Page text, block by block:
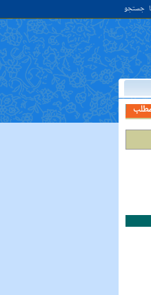
جستجو
به او خدمت کن. ( غررالحکم ح ۴۰۴۴ )